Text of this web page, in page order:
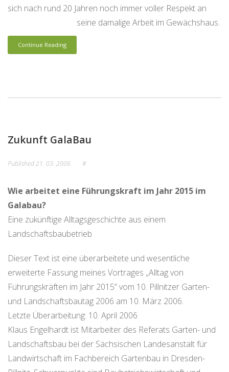
sich nach rund 20 Jahren noch immer voller Respekt an
seine damalige Arbeit im Gewächshaus.
Continue Reading
Zukunft GalaBau
Published21. 03. 2006 #
Wie arbeitet eine Führungskraft im Jahr 2015 im
Galabau?
Eine zukünftige Alltagsgeschichte aus einem
Landschaftsbaubetrieb
Dieser Text ist eine überarbeitete und wesentliche
erweiterte Fassung meines Vortrages „Alltag von
Führungskräften im Jahr 2015” vom 10. Pillnitzer Garten-
und Landschaftsbautag 2006 am 10. März 2006.
Letzte Überarbeitung: 10. April 2006
Klaus Engelhardt ist Mitarbeiter des Referats Garten- und
Landschaftsbau bei der Sächsischen Landesanstalt für
Landwirtschaft im Fachbereich Gartenbau in Dresden-